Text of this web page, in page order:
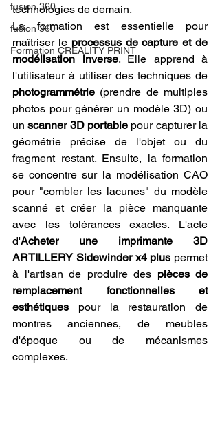
fusion 360
fusion 360
Formation CREALITY PRINT
technologies de demain.
La formation est essentielle pour
maîtriser le processus de capture et de
modélisation inverse. Elle apprend à
photogrammétrie (prendre de multiples
photos pour générer un modèle 3D) ou
un scanner 3D portable pour capturer la
géométrie précise de l'objet ou du
fragment restant. Ensuite, la formation
se concentre sur la modélisation CAO
pour "combler les lacunes" du modèle
scanné et créer la pièce manquante
avec les tolérances exactes. L'acte
d'Acheter une imprimante 3D
ARTILLERY Sidewinder x4 plus permet
à l'artisan de produire des pièces de
remplacement fonctionnelles et
esthétiques pour la restauration de
montres anciennes, de meubles
d'époque ou de mécanismes
complexes.